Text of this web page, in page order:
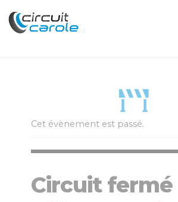
Cet évènement est passé.
Circuit fermé